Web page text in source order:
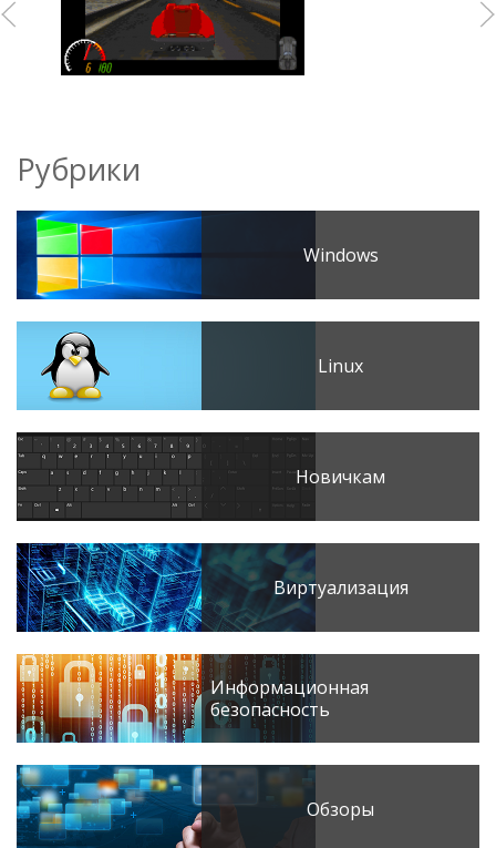
Рубрики
Windows
Linux
Новичкам
Виртуализация
Информационная
безопасность
Обзоры